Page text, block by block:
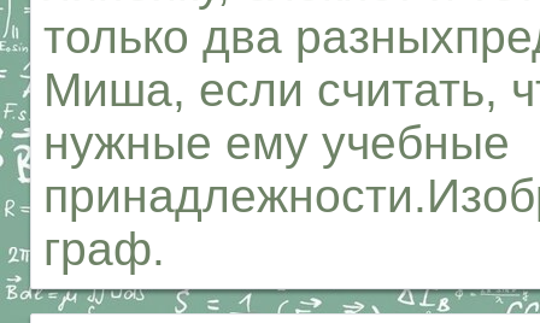
только два
Миша, если считать,
нужные ему учебные
граф.